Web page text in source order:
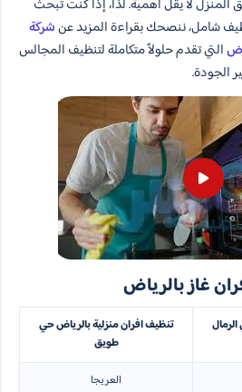
المنزل لا يقل أهمية. لذا، إذا كنت تبحث
شامل، ننصحك بقراءة المزيد عنشركة
التي تقدم حلولاً متكاملة لتنظيف المجالس
الجودة.
غاز بالرياض
تنظيف افران منزلية بالرياض حي
طويق
العريجا